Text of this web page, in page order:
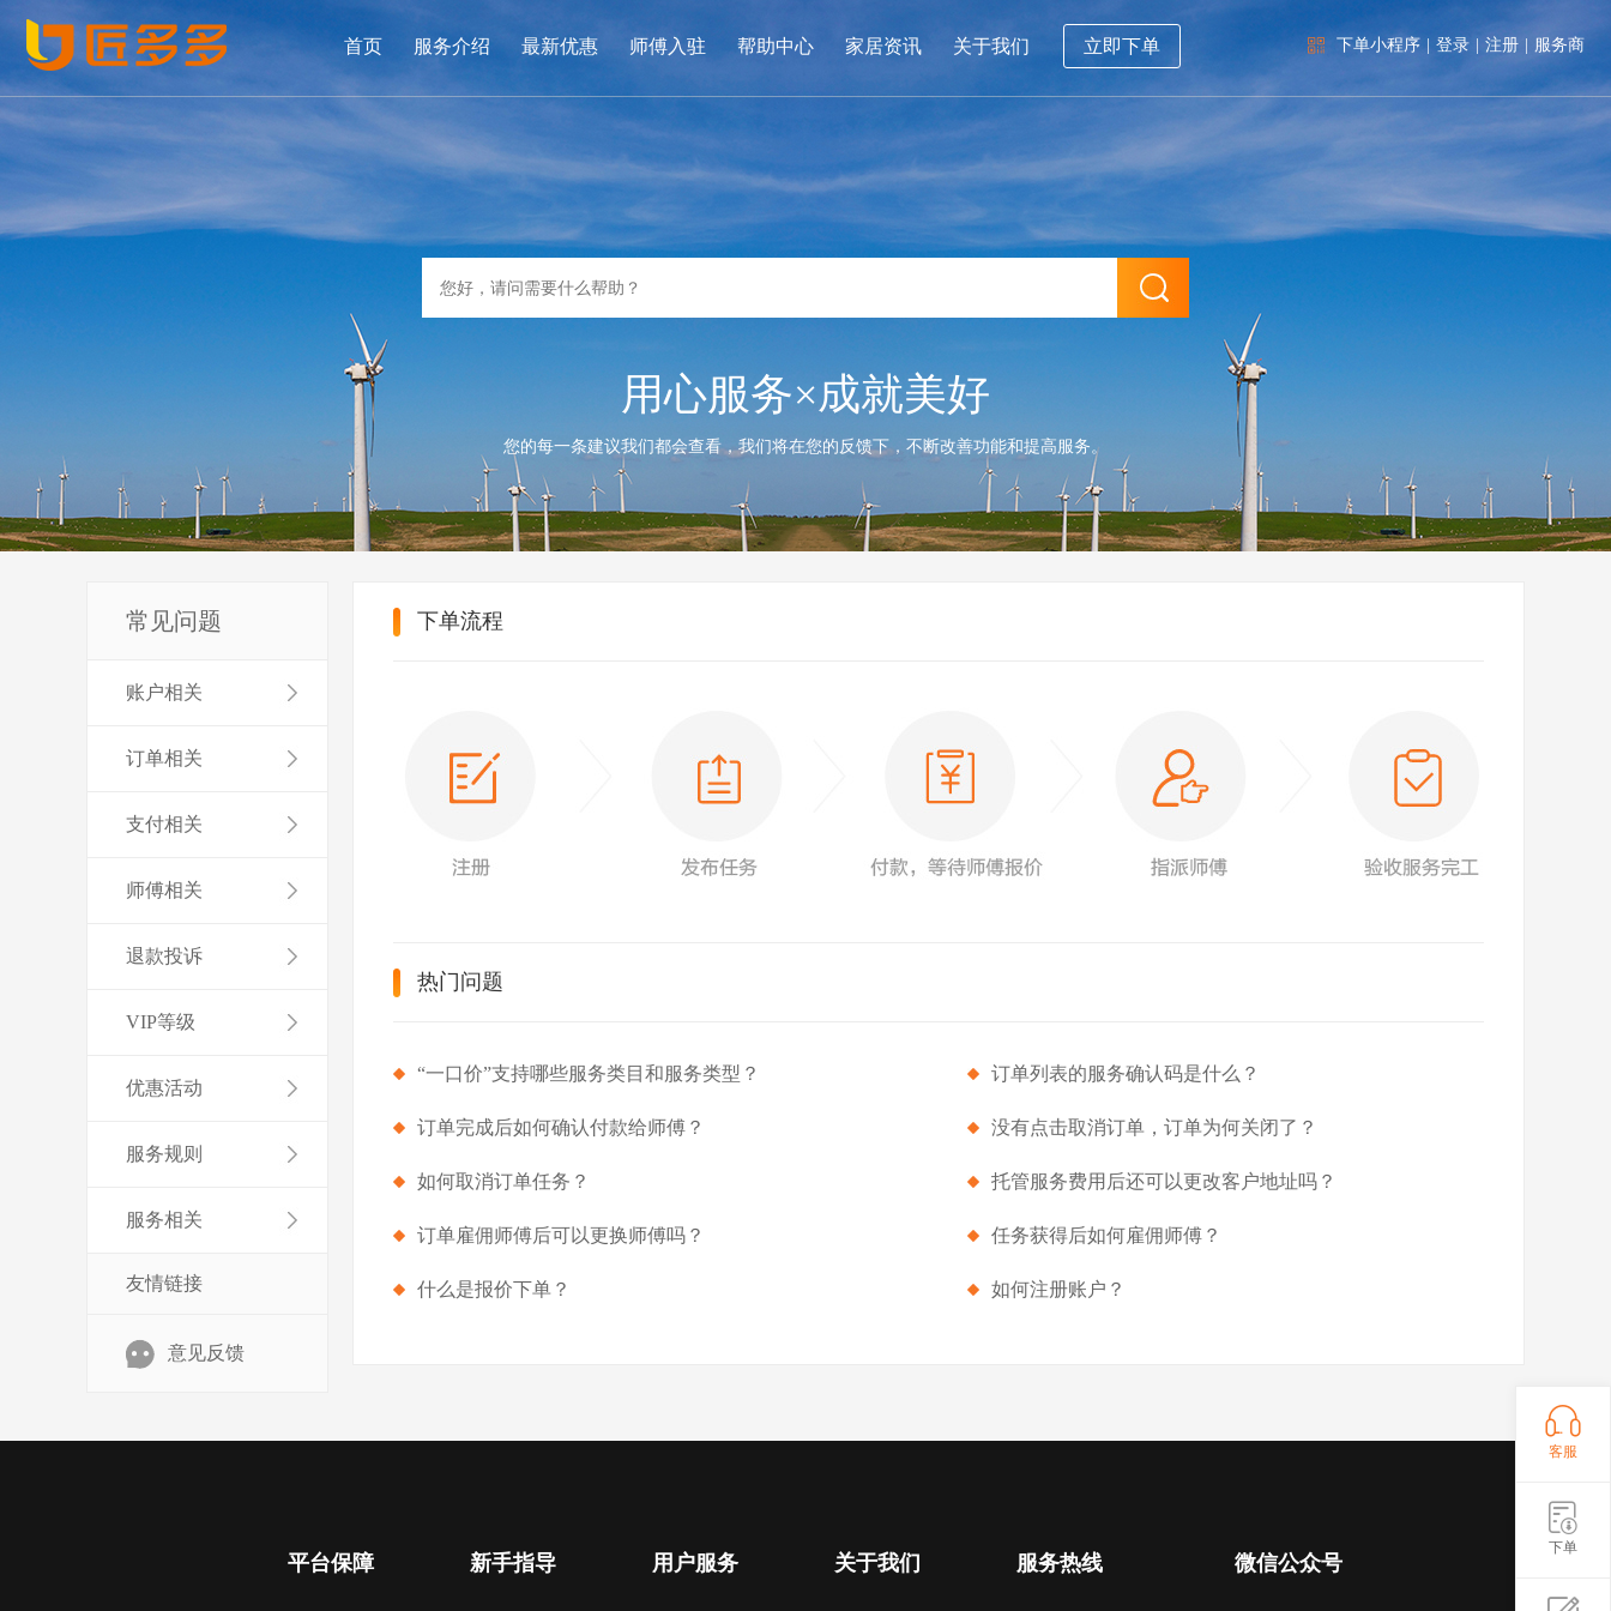
首页 服务介绍 最新优惠 师傅入驻 帮助中心 家居资讯 关于我们 立即下单 下单小程序 登录 注册 服务商
用心服务×成就美好
您的每一条建议我们都会查看，我们将在您的反馈下，不断改善功能和提高服务。
常见问题
账户相关
订单相关
支付相关
师傅相关
退款投诉
VIP等级
优惠活动
服务规则
服务相关
友情链接
意见反馈
下单流程
热门问题
“一口价”支持哪些服务类目和服务类型？ 订单列表的服务确认码是什么？
订单完成后如何确认付款给师傅？ 没有点击取消订单，订单为何关闭了？
如何取消订单任务？ 托管服务费用后还可以更改客户地址吗？
订单雇佣师傅后可以更换师傅吗？ 任务获得后如何雇佣师傅？
什么是报价下单？ 如何注册账户？
平台保障 新手指导 用户服务 关于我们 服务热线 微信公众号
客服
下单